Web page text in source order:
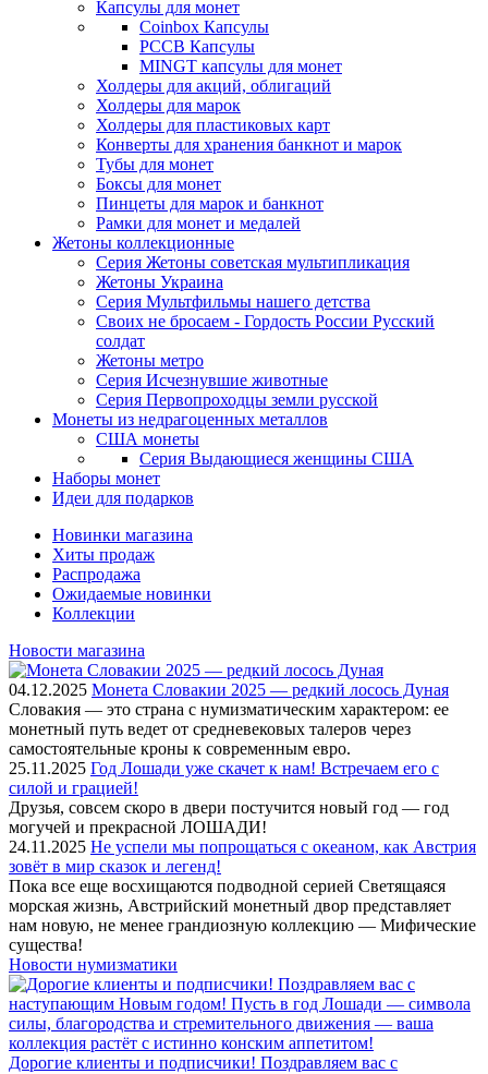
Капсулы для монет
Coinbox Капсулы
РССВ Капсулы
MINGT капсулы для монет
Холдеры для акций, облигаций
Холдеры для марок
Холдеры для пластиковых карт
Конверты для хранения банкнот и марок
Тубы для монет
Боксы для монет
Пинцеты для марок и банкнот
Рамки для монет и медалей
Жетоны коллекционные
Серия Жетоны советская мультипликация
Жетоны Украина
Серия Мультфильмы нашего детства
Своих не бросаем - Гордость России Русский
солдат
Жетоны метро
Серия Исчезнувшие животные
Серия Первопроходцы земли русской
Монеты из недрагоценных металлов
США монеты
Серия Выдающиеся женщины США
Наборы монет
Идеи для подарков
Новинки магазина
Хиты продаж
Распродажа
Ожидаемые новинки
Коллекции
Новости магазина
04.12.2025 Монета Словакии 2025 — редкий лосось Дуная
Словакия — это страна с нумизматическим характером: ее
монетный путь ведет от средневековых талеров через
самостоятельные кроны к современным евро.
25.11.2025 Год Лошади уже скачет к нам! Встречаем его с
силой и грацией!
Друзья, совсем скоро в двери постучится новый год — год
могучей и прекрасной ЛОШАДИ!
24.11.2025 Не успели мы попрощаться с океаном, как Австрия
зовёт в мир сказок и легенд!
Пока все еще восхищаются подводной серией Светящаяся
морская жизнь, Австрийский монетный двор представляет
нам новую, не менее грандиозную коллекцию — Мифические
существа!
Новости нумизматики
Дорогие клиенты и подписчики! Поздравляем вас с